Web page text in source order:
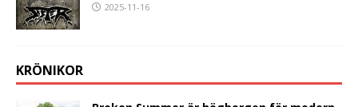
2025-11-16
KRÖNIKOR